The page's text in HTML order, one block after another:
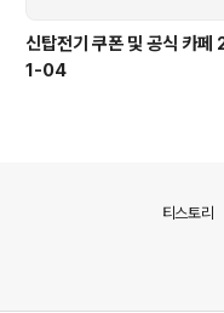
신탑전기 쿠폰 및 공식 카페 25-0
1-04
티스토리